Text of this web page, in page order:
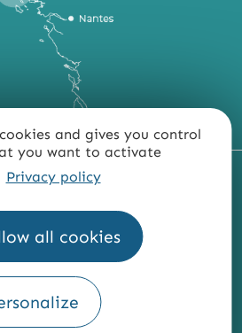
and gives you control
you want to activate
Privacy policy
all cookies
PLAN DU SITE
CONFORME
SOMMES-NOUS ?